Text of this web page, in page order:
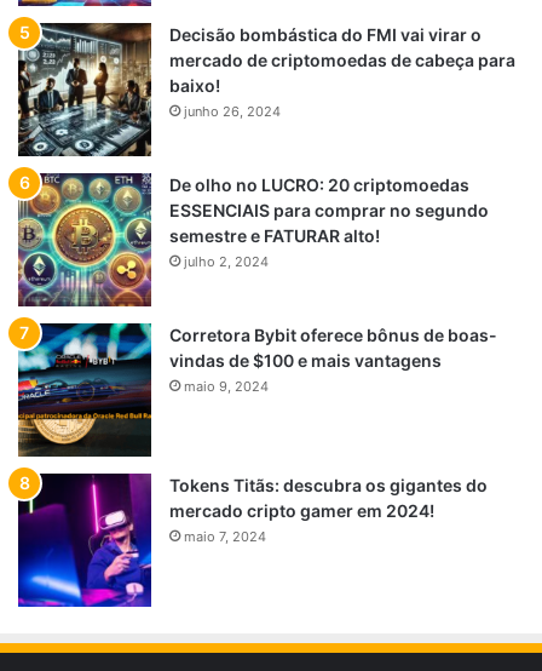
Decisão bombástica do FMI vai virar o
mercado de criptomoedas de cabeça para
baixo!
junho 26, 2024
De olho no LUCRO: 20 criptomoedas
ESSENCIAIS para comprar no segundo
semestre e FATURAR alto!
julho 2, 2024
Corretora Bybit oferece bônus de boas-
vindas de $100 e mais vantagens
maio 9, 2024
Tokens Titãs: descubra os gigantes do
mercado cripto gamer em 2024!
maio 7, 2024